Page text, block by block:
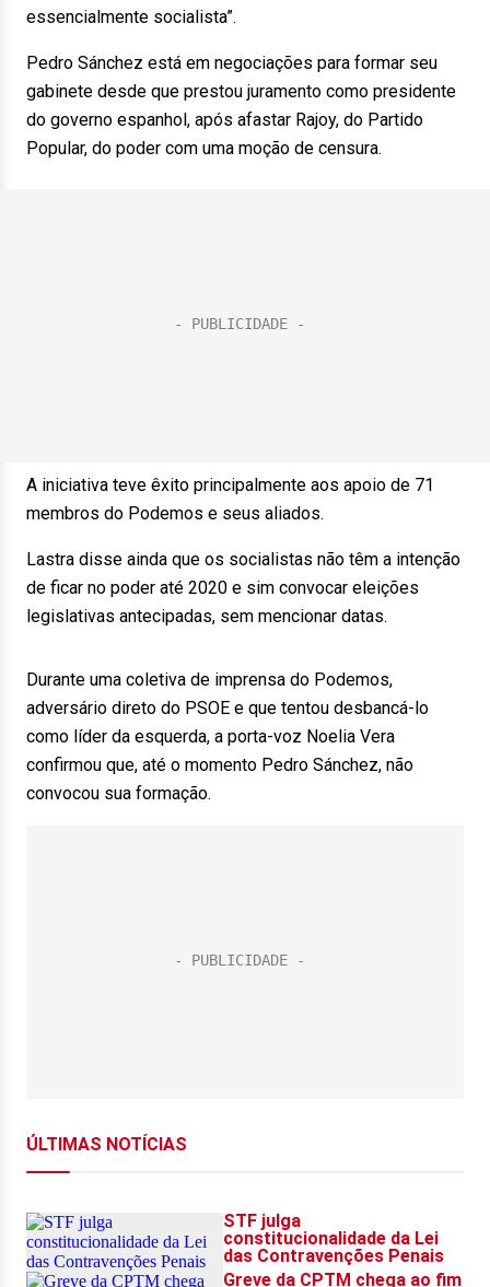
essencialmente socialista”.
Pedro Sánchez está em negociações para formar seu
gabinete desde que prestou juramento como presidente
do governo espanhol, após afastar Rajoy, do Partido
Popular, do poder com uma moção de censura.
A iniciativa teve êxito principalmente aos apoio de 71
membros do Podemos e seus aliados.
Lastra disse ainda que os socialistas não têm a intenção
de ficar no poder até 2020 e sim convocar eleições
legislativas antecipadas, sem mencionar datas.
Durante uma coletiva de imprensa do Podemos,
adversário direto do PSOE e que tentou desbancá-lo
como líder da esquerda, a porta-voz Noelia Vera
confirmou que, até o momento Pedro Sánchez, não
convocou sua formação.